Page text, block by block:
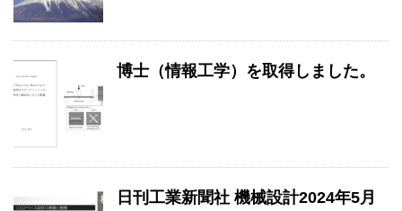
博士（情報工学）を取得しました。
日刊工業新聞社 機械設計2024年5月